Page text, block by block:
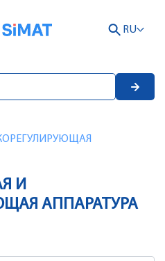
RU
И
АППАРАТУРА